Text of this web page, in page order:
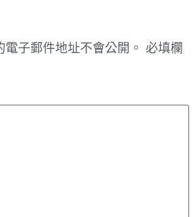
子郵件地址不會公開。 必填欄